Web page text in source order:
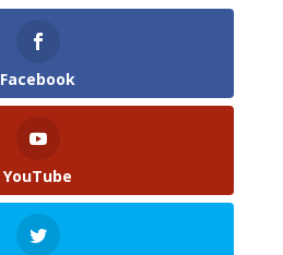
Facebook
YouTube